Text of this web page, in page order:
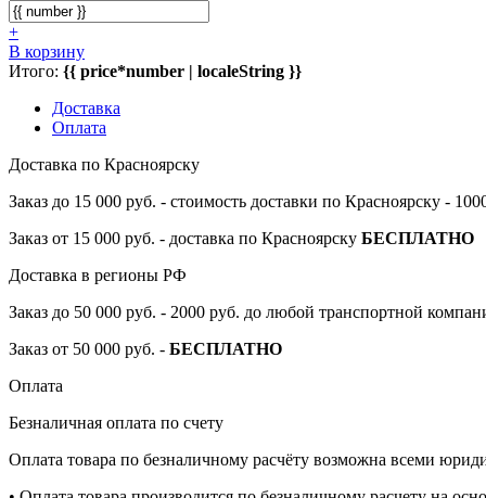
+
В корзину
Итого: {{ price*number | localeString }}
Доставка
Оплата
Доставка по Красноярску
Заказ до 15 000 руб. - стоимость доставки по Красноярску -
Заказ от 15 000 руб. - доставка по Красноярску БЕСПЛАТНО
Доставка в регионы РФ
Заказ до 50 000 руб. - 2000 руб. до любой транспортной
Заказ от 50 000 руб. - БЕСПЛАТНО
Оплата
Безналичная оплата по счету
Оплата товара по безналичному расчёту возможна всеми